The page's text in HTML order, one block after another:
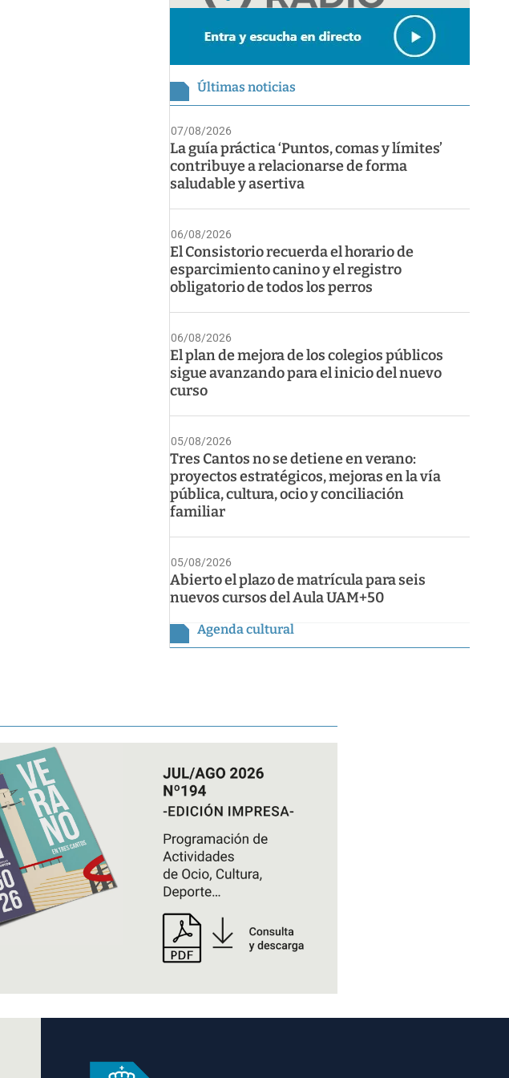
Últimas noticias
07/08/2026
La guía práctica ‘Puntos, comas y límites’
contribuye a relacionarse de forma
saludable y asertiva
06/08/2026
El Consistorio recuerda el horario de
esparcimiento canino y el registro
obligatorio de todos los perros
06/08/2026
El plan de mejora de los colegios públicos
sigue avanzando para el inicio del nuevo
curso
05/08/2026
Tres Cantos no se detiene en verano:
proyectos estratégicos, mejoras en la vía
pública, cultura, ocio y conciliación
familiar
05/08/2026
Abierto el plazo de matrícula para seis
nuevos cursos del Aula UAM+50
Agenda cultural